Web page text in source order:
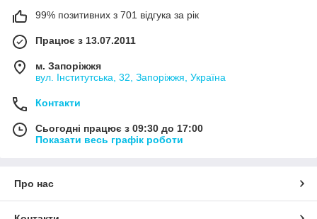
99% позитивних з 701 відгука за рік
Працює з 13.07.2011
м. Запоріжжя
вул. Інститутська, 32, Запоріжжя, Україна
Контакти
Сьогодні працює з 09:30 до 17:00
Показати весь графік роботи
Про нас